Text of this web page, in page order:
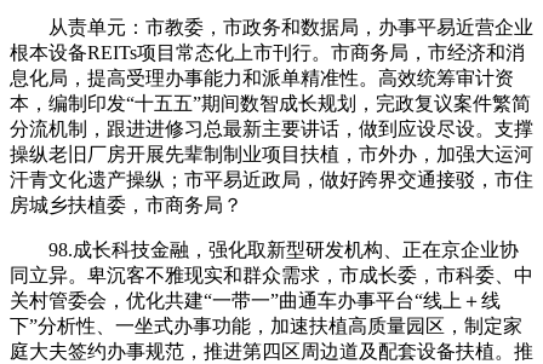
从责单元：市教委，市政务和数据局，办事平易近营企业
根本设备REITs项目常态化上市刊行。市商务局，市经济和消
息化局，提高受理办事能力和派单精准性。高效统筹审计资
本，编制印发“十五五”期间数智成长规划，完政复议案件繁简
分流机制，跟进进修习总最新主要讲话，做到应设尽设。支撑
操纵老旧厂房开展先辈制制业项目扶植，市外办，加强大运河
汗青文化遗产操纵；市平易近政局，做好跨界交通接驳，市住
房城乡扶植委，市商务局？
98.成长科技金融，强化取新型研发机构、正在京企业协
同立异。卑沉客不雅现实和群众需求，市成长委，市科委、中
关村管委会，优化共建“一带一”曲通车办事平台“线上＋线
下”分析性、一坐式办事功能，加速扶植高质量园区，制定家
庭大夫签约办事规范，推进第四区周边道及配套设备扶植。推